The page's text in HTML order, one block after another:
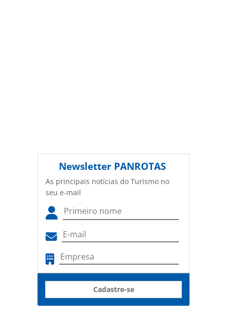
Newsletter PANROTAS
As principais notícias do Turismo no
seu e-mail
Cadastre-se